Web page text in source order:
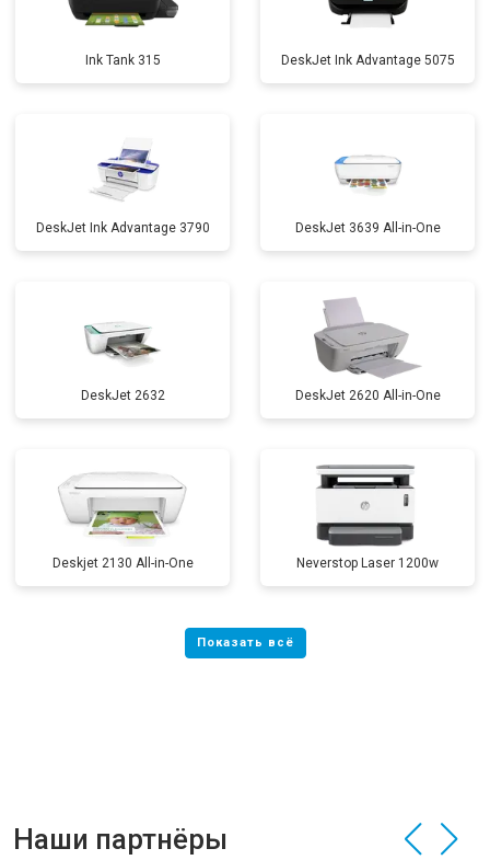
Ink Tank 315 DeskJet Ink Advantage 5075
DeskJet Ink Advantage 3790 DeskJet 3639 All-in-One
DeskJet 2632 DeskJet 2620 All-in-One
Deskjet 2130 All-in-One Neverstop Laser 1200w
Наши партнёры